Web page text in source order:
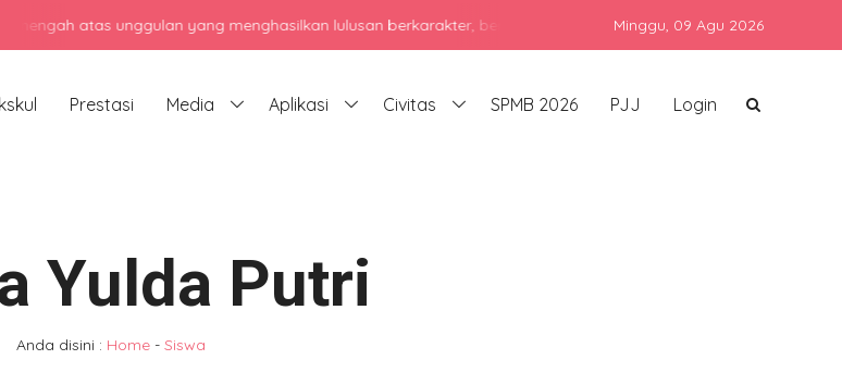
atas unggulan yang menghasilkan lulusan berkarakter, berprestasi, dan siap bersaing di era global dengan
Minggu, 09 Agu 2026
Prestasi Media Aplikasi Civitas SPMB 2026 PJJ Login
Yulda Putri
Anda disini : Home - Siswa